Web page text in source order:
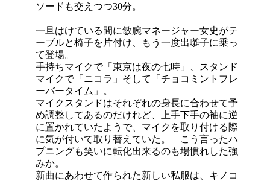
ソードも交えつつ30分。
一旦はけている間に敏腕マネージャー女史がテ
ーブルと椅子を片付け、もう一度出囃子に乗っ
て登場。
手持ちマイクで「東京は夜の七時」、スタンド
マイクで「ニコラ」そして「チョコミントフレ
ーバータイム」。
マイクスタンドはそれぞれの身長に合わせて予
め調整してあるのだけれど、上手下手の袖に逆
に置かれていたようで、マイクを取り付ける際
に気が付いて取り替えていた。 こう言ったハ
プニングも笑いに転化出来るのも場慣れした強
みか。
新曲にあわせて作られた新しい私服は、キノコ